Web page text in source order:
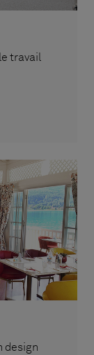
travail
design